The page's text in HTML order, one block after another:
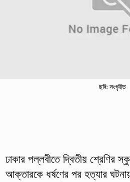
ছবি: সংগৃহীত
ঢাকার পল্লবীতে দ্বিতীয় শ্রেণির
আক্তারকে ধর্ষণের পর হত্যার